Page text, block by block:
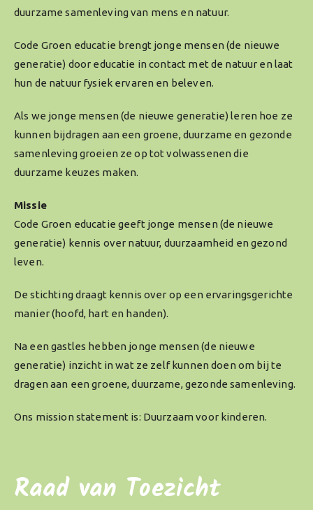
duurzame samenleving van mens en natuur.
Code Groen educatie brengt jonge mensen (de nieuwe
generatie) door educatie in contact met de natuur en laat
hun de natuur fysiek ervaren en beleven.
Als we jonge mensen (de nieuwe generatie) leren hoe ze
kunnen bijdragen aan een groene, duurzame en gezonde
samenleving groeien ze op tot volwassenen die
duurzame keuzes maken.
Missie
Code Groen educatie geeft jonge mensen (de nieuwe
generatie) kennis over natuur, duurzaamheid en gezond
leven.
De stichting draagt kennis over op een ervaringsgerichte
manier (hoofd, hart en handen).
Na een gastles hebben jonge mensen (de nieuwe
generatie) inzicht in wat ze zelf kunnen doen om bij te
dragen aan een groene, duurzame, gezonde samenleving.
Ons mission statement is: Duurzaam voor kinderen.
Raad van Toezicht